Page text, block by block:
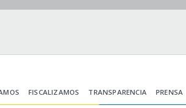
FISCALIZAMOS TRANSPARENCIA PRENSA